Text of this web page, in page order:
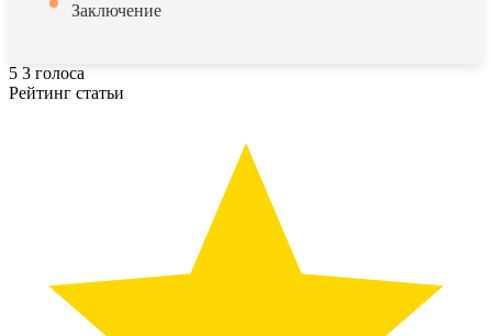
Заключение
5 3 голоса
Рейтинг статьи